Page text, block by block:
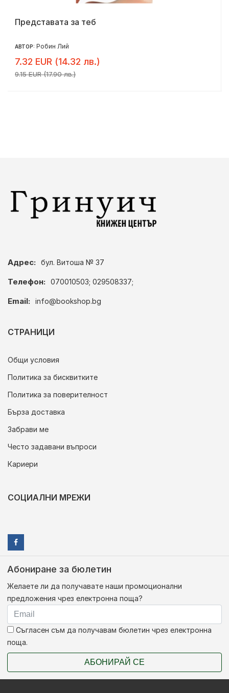
Представата за теб
АВТОР: Робин Лий
7.32 EUR (14.32 лв.)
9.15 EUR (17.90 лв.)
Адрес: бул. Витоша № 37
Телефон: 070010503; 029508337;
Email: info@bookshop.bg
СТРАНИЦИ
Общи условия
Политика за бисквитките
Политика за поверителност
Бърза доставка
Забрави ме
Често задавани въпроси
Кариери
СОЦИАЛНИ МРЕЖИ
Абониране за бюлетин
Желаете ли да получавате наши промоционални
предложения чрез електронна поща?
Съгласен съм да получавам бюлетин чрез електронна
поща.
АБОНИРАЙ СЕ